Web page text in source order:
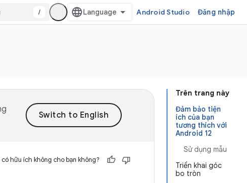
/ Android Studio Đăng nhập
Trên trang này
Đảm bảo tiện
ích của bạn
tương thích với
Android 12
Sử dụng mẫu
Triển khai góc
bo tròn
hữu ích không cho bạn không?